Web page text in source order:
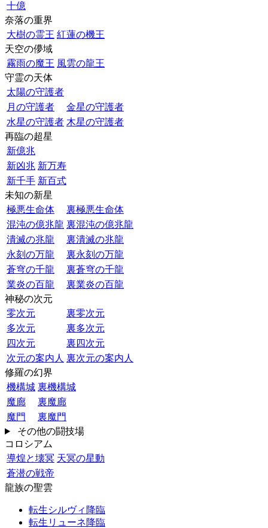
十億
奈落の重界
大樹の霊王 紅蓮の機王
天空の儚域
霧雨の魔王 風雲の龍王
守霊の天体
太陽の守護者
月の守護者
金星の守護者
水星の守護者 木星の守護者
再臨の超星
新億兆
新凶兆 新万寿
新千手 新百式
未知の新星
極悪生命体
裏極悪生命体
混沌の億兆龍 裏混沌の億兆龍
潰滅の兆龍
裏潰滅の兆龍
永刻の万龍
裏永刻の万龍
蒼穹の千龍
裏蒼穹の千龍
業炎の百龍
裏業炎の百龍
神秘の次元
零次元
裏零次元
多次元
裏多次元
四次元
裏四次元
次元の案内人 裏次元の案内人
修羅の幻界
機構城 裏機構城
魔廊
裏魔廊
魔門
裏魔門
その他の闘技場
コロシアム
導煌と壊冥 天冥の星動
蒼潜の戦帝
龍族の聖雲
転生シルヴィ降臨
転生リューネ降臨